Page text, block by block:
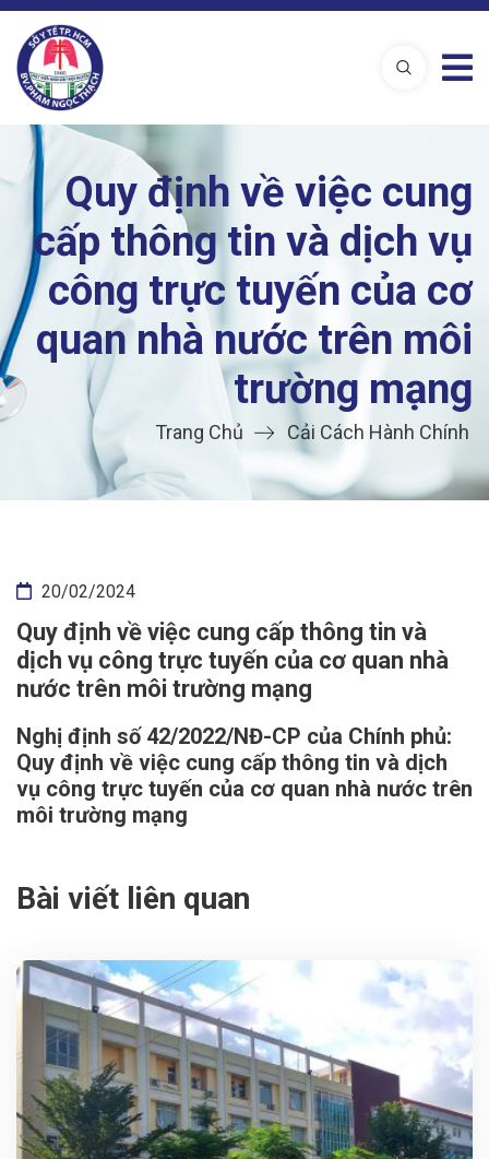
Quy định về việc cung
cấp thông tin và dịch vụ
công trực tuyến của cơ
quan nhà nước trên môi
trường mạng
Trang Chủ Cải Cách Hành Chính
20/02/2024
Quy định về việc cung cấp thông tin và
dịch vụ công trực tuyến của cơ quan nhà
nước trên môi trường mạng
Nghị định số 42/2022/NĐ-CP của Chính phủ:
Quy định về việc cung cấp thông tin và dịch
vụ công trực tuyến của cơ quan nhà nước trên
môi trường mạng
Bài viết liên quan